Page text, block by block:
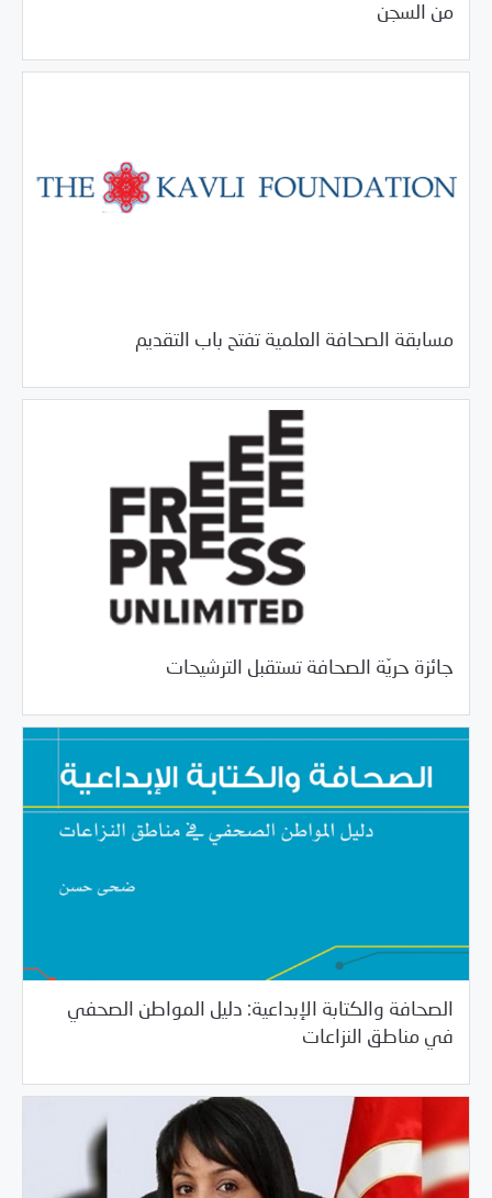
من السجن
مسابقة الصحافة العلمية تفتح باب التقديم
جائزة حريّة الصحافة تستقبل الترشيحات
الصحافة والكتابة الإبداعية: دليل المواطن الصحفي
في مناطق النزاعات
05/23/2017 المكتبة